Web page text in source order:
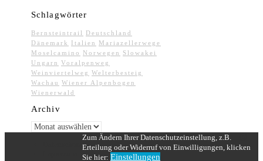
Schlagwörter
Bernsteintrail
Deutschland
Dänemark
Italien
Mariazellerwege
Moselcamino
Norwegen
Slowakei
Ungarn Voralpenweg
Weinviertelweg Welterbesteig
Wachau Wiener Alpenbogen
Wienerwald
Archiv
Archiv
Zum Ändern Ihrer Datenschutzeinstellung, z.B.
Erteilung oder Widerruf von Einwilligungen, klicken
Sie hier: Einstellungen